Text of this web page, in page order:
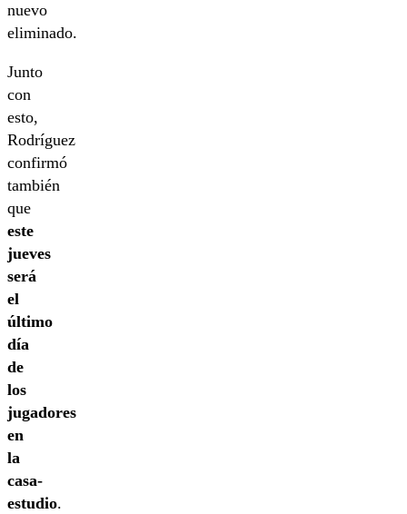
nuevo
eliminado.
Junto
con
esto,
Rodríguez
confirmó
también
que
este
jueves
será
el
último
día
de
los
jugadores
en
la
casa-
estudio.